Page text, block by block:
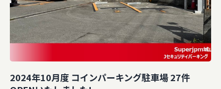
2024年10月度 コインパーキング駐車場 27件